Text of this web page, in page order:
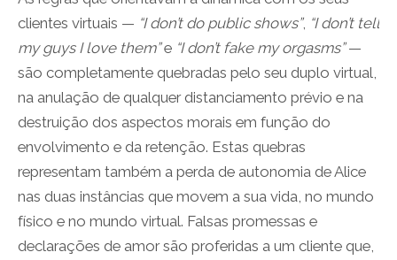
clientes virtuais — “I don’t do public shows”, “I don’t tell
my guys I love them”e “I don’t fake my orgasms”—
são completamente quebradas pelo seu duplo virtual,
na anulação de qualquer distanciamento prévio e na
destruição dos aspectos morais em função do
envolvimento e da retenção. Estas quebras
representam também a perda de autonomia de Alice
nas duas instâncias que movem a sua vida, no mundo
físico e no mundo virtual. Falsas promessas e
declarações de amor são proferidas a um cliente que,